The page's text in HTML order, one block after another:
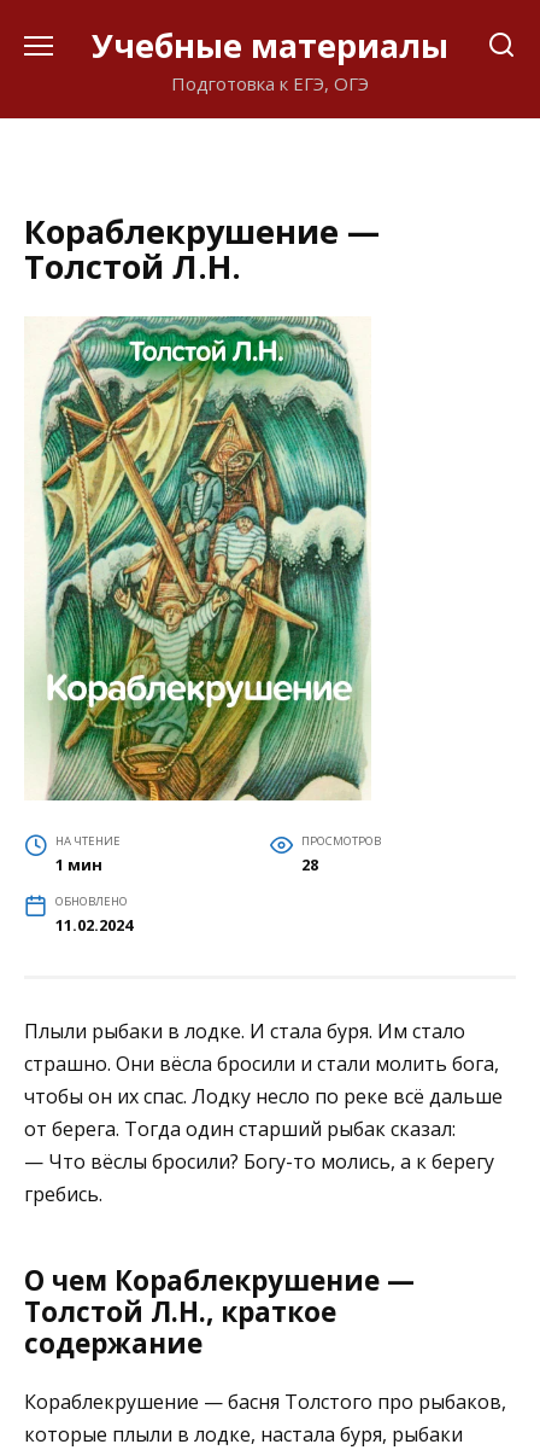
Учебные материалы
Подготовка к ЕГЭ, ОГЭ
Кораблекрушение —
Толстой Л.Н.
НА ЧТЕНИЕ
1 мин
ПРОСМОТРОВ
28
ОБНОВЛЕНО
11.02.2024
Плыли рыбаки в лодке. И стала буря. Им стало
страшно. Они вёсла бросили и стали молить бога,
чтобы он их спас. Лодку несло по реке всё дальше
от берега. Тогда один старший рыбак сказал:
— Что вёслы бросили? Богу-то молись, а к берегу
гребись.
О чем Кораблекрушение —
Толстой Л.Н., краткое
содержание
Кораблекрушение — басня Толстого про рыбаков,
которые плыли в лодке, настала буря, рыбаки